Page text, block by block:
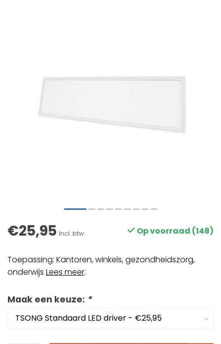
€25,95 Incl. btw Op voorraad (148)
Toepassing: Kantoren, winkels, gezondheidszorg,
onderwijs Lees meer.
Maak een keuze: *